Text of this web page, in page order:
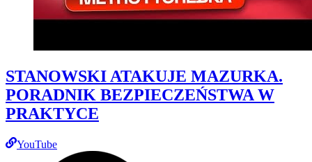
STANOWSKI ATAKUJE MAZURKA.
PORADNIK BEZPIECZEŃSTWA W
PRAKTYCE
YouTube